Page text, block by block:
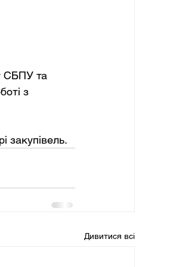
СБПУ та
з
закупівель.
Дивитися всі